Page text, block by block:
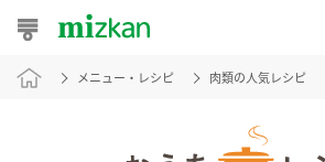
おうちレシピ
メニュー・レシピ 肉類の人気レシピ